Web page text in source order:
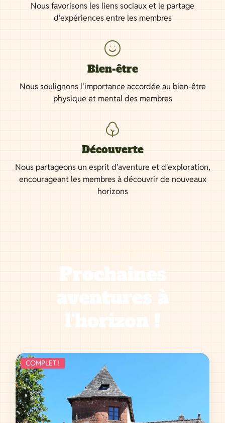
Nous favorisons les liens sociaux et le partage
d'expériences entre les membres
Bien-être
Nous soulignons l'importance accordée au bien-être
physique et mental des membres
Découverte
Nous partageons un esprit d'aventure et d'exploration,
encourageant les membres à découvrir de nouveaux
horizons
Prochaines
aventures à
l'horizon !
COMPLET !